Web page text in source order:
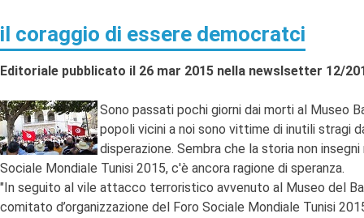
il coraggio di essere democratci
Editoriale pubblicato il 26 mar 2015 nella newslsetter 12/
Sono passati pochi giorni dai morti al Museo
popoli vicini a noi sono vittime di inutili stragi
disperazione. Sembra che la storia non
Sociale Mondiale Tunisi 2015, c'è ancora ragione di speranza.
"In seguito al vile attacco terroristico avvenuto al Museo del
comitato d’organizzazione del Foro Sociale Mondiale Tunisi